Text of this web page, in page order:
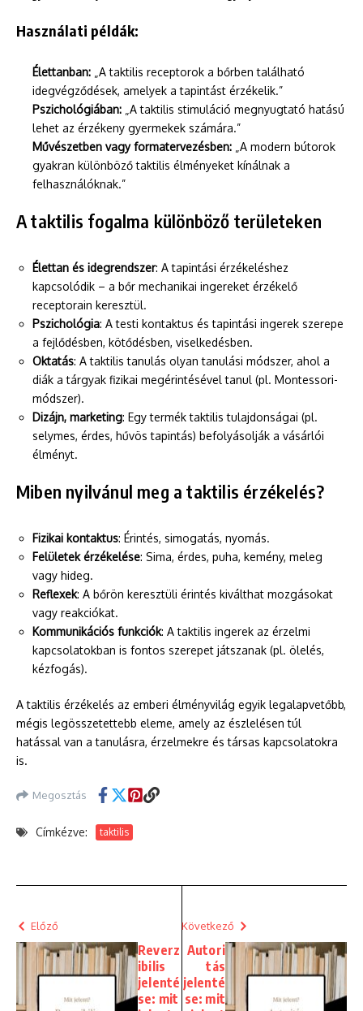
Használati példák:
Élettanban: „A taktilis receptorok a bőrben található
idegvégződések, amelyek a tapintást érzékelik.”
Pszichológiában: „A taktilis stimuláció megnyugtató hatású
lehet az érzékeny gyermekek számára.”
Művészetben vagy formatervezésben: „A modern bútorok
gyakran különböző taktilis élményeket kínálnak a
felhasználóknak.”
A taktilis fogalma különböző területeken
Élettan és idegrendszer: A tapintási érzékeléshez
kapcsolódik – a bőr mechanikai ingereket érzékelő
receptorain keresztül.
Pszichológia: A testi kontaktus és tapintási ingerek szerepe
a fejlődésben, kötődésben, viselkedésben.
Oktatás: A taktilis tanulás olyan tanulási módszer, ahol a
diák a tárgyak fizikai megérintésével tanul (pl. Montessori-
módszer).
Dizájn, marketing: Egy termék taktilis tulajdonságai (pl.
selymes, érdes, hűvös tapintás) befolyásolják a vásárlói
élményt.
Miben nyilvánul meg a taktilis érzékelés?
Fizikai kontaktus: Érintés, simogatás, nyomás.
Felületek érzékelése: Sima, érdes, puha, kemény, meleg
vagy hideg.
Reflexek: A bőrön keresztüli érintés kiválthat mozgásokat
vagy reakciókat.
Kommunikációs funkciók: A taktilis ingerek az érzelmi
kapcsolatokban is fontos szerepet játszanak (pl. ölelés,
kézfogás).
A taktilis érzékelés az emberi élményvilág egyik legalapvetőbb,
mégis legösszetettebb eleme, amely az észlelésen túl
hatással van a tanulásra, érzelmekre és társas kapcsolatokra
is.
Megosztás
Címkézve: taktilis
Előző
Reverz
ibilis
jelenté
se: mit
Következő
Autori
tás
jelenté
se: mit